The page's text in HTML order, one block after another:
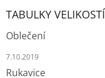
TABULKY VELIKOSTÍ
Oblečení
7.10.2019
Rukavice